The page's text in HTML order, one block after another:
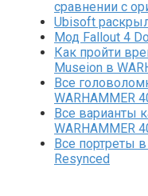
сравнении с
Ubisoft
Мод Fallout 4
Как пройти
Museion в
Все
WARHAMMER
Все варианты
WARHAMMER
Все портреты
Resynced